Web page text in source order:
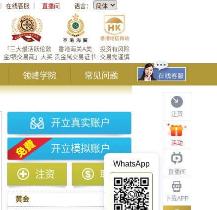
在线客服 直播间 语言：
投资有风险
交易需谨慎
香港海关A类
贵金属交易证书
「三大最活跃伦敦
金/银交易商」大奖
领峰学院 常见问题
注资
活动
直播间
下载APP
WhatsApp
开立真实账户
开立模拟账户
注资 取款
黄金